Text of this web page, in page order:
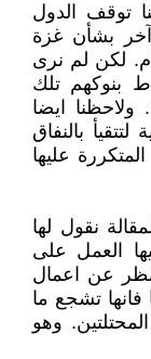
توقف الدول
آخر بشأن غزة
لكن لم نرى
بنوكهم تلك
ولاحظنا ايضا
بالنفاق
عليها
نقول لها
العمل على
عن اعمال
فانها تشجع ما
وهو